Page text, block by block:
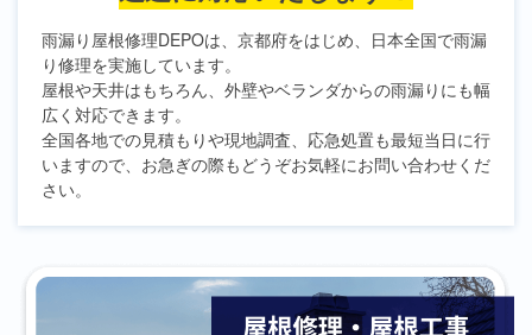
雨漏り屋根修理DEPOは、京都府をはじめ、日本全国で雨漏
り修理を実施しています。
屋根や天井はもちろん、外壁やベランダからの雨漏りにも幅
広く対応できます。
全国各地での見積もりや現地調査、応急処置も最短当日に行
いますので、お急ぎの際もどうぞお気軽にお問い合わせくだ
さい。